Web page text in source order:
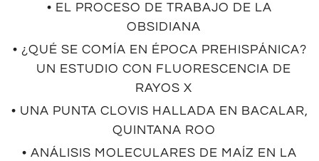
• EL PROCESO DE TRABAJO DE LA
OBSIDIANA
• ¿QUÉ SE COMÍA EN ÉPOCA PREHISPÁNICA?
UN ESTUDIO CON FLUORESCENCIA DE
RAYOS X
• UNA PUNTA CLOVIS HALLADA EN BACALAR,
QUINTANA ROO
• ANÁLISIS MOLECULARES DE MAÍZ EN LA